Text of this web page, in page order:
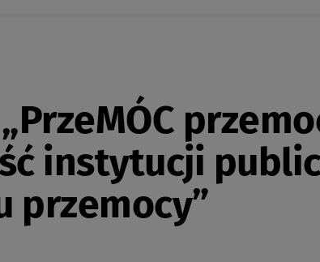
instytucji
przemocy”